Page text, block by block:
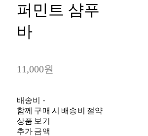
퍼민트 샴푸
바
11,000원
배송비 -
함께 구매 시 배송비 절약
상품 보기
추가 금액